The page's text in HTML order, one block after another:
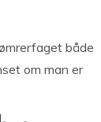
både
om man er